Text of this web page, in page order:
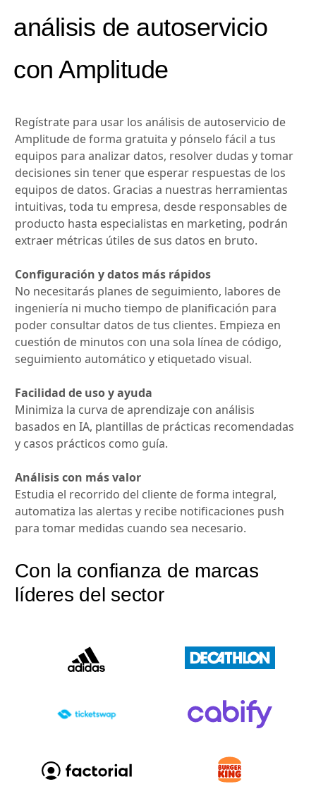
análisis de autoservicio
con Amplitude
Regístrate para usar los análisis de autoservicio de
Amplitude de forma gratuita y pónselo fácil a tus
equipos para analizar datos, resolver dudas y tomar
decisiones sin tener que esperar respuestas de los
equipos de datos. Gracias a nuestras herramientas
intuitivas, toda tu empresa, desde responsables de
producto hasta especialistas en marketing, podrán
extraer métricas útiles de sus datos en bruto.
Configuración y datos más rápidos
No necesitarás planes de seguimiento, labores de
ingeniería ni mucho tiempo de planificación para
poder consultar datos de tus clientes. Empieza en
cuestión de minutos con una sola línea de código,
seguimiento automático y etiquetado visual.
Facilidad de uso y ayuda
Minimiza la curva de aprendizaje con análisis
basados en IA, plantillas de prácticas recomendadas
y casos prácticos como guía.
Análisis con más valor
Estudia el recorrido del cliente de forma integral,
automatiza las alertas y recibe notificaciones push
para tomar medidas cuando sea necesario.
Con la confianza de marcas
líderes del sector